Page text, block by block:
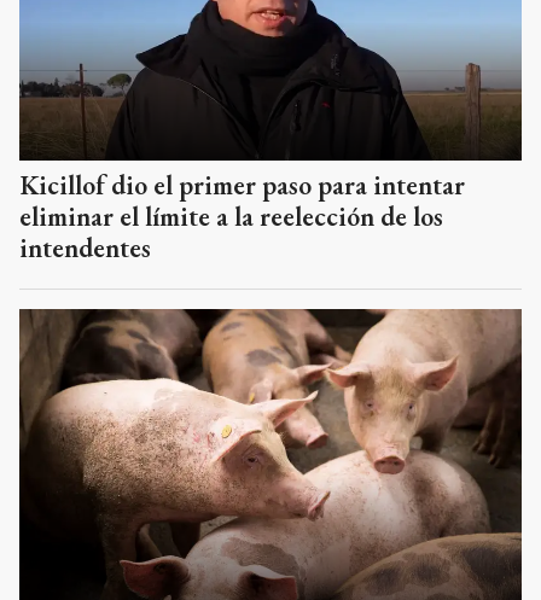
Kicillof dio el primer paso para intentar
eliminar el límite a la reelección de los
intendentes